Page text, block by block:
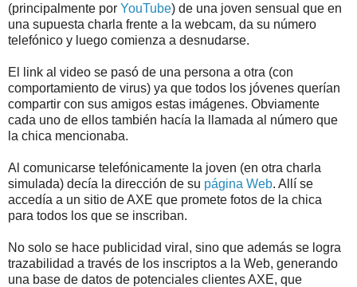
(principalmente por YouTube) de una joven sensual que en
una supuesta charla frente a la webcam, da su número
telefónico y luego comienza a desnudarse.
El link al video se pasó de una persona a otra (con
comportamiento de virus) ya que todos los jóvenes querían
compartir con sus amigos estas imágenes. Obviamente
cada uno de ellos también hacía la llamada al número que
la chica mencionaba.
Al comunicarse telefónicamente la joven (en otra charla
simulada) decía la dirección de su página Web. Allí se
accedía a un sitio de AXE que promete fotos de la chica
para todos los que se inscriban.
No solo se hace publicidad viral, sino que además se logra
trazabilidad a través de los inscriptos a la Web, generando
una base de datos de potenciales clientes AXE, que